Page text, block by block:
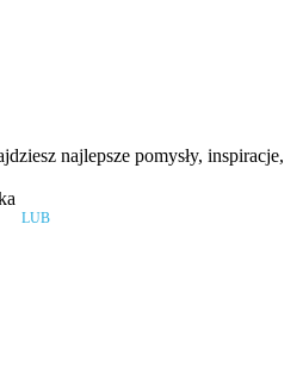
najlepsze pomysły, inspiracje,
LUB